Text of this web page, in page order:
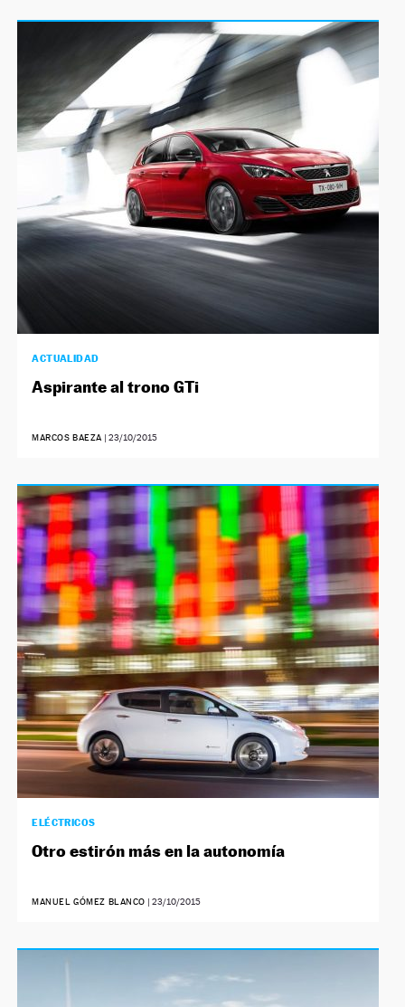
ACTUALIDAD
Aspirante al trono GTi
MARCOS BAEZA |23/10/2015
ELÉCTRICOS
Otro estirón más en la autonomía
MANUEL GÓMEZ BLANCO |23/10/2015